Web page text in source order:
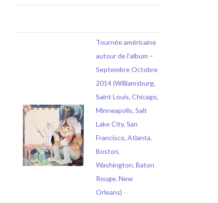
Tournée américaine
autour de l’album –
Septembre Octobre
2014 (Williamsburg,
Saint Louis, Chicago,
Minneapolis, Salt
Lake City, San
Francisco, Atlanta,
Boston,
Washington, Baton
Rouge, New
Orleans) -